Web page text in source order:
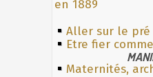
en 1889
Aller sur le pré
Etre fier
Maternités,